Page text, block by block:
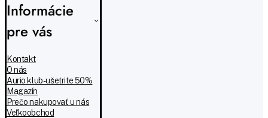
Informácie
pre vás
Kontakt
O nás
Aurio klub - ušetrite 50%
Magazín
Prečo nakupovať u nás
Veľkoobchod